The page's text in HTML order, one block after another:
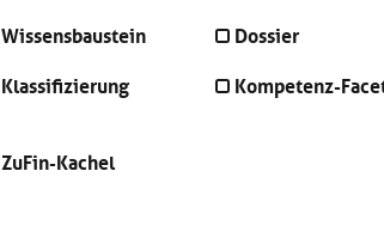
Wissensbaustein Dossier
Klassifizierung Kompetenz-
ZuFin-Kachel